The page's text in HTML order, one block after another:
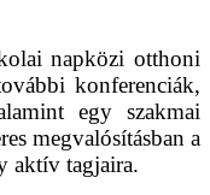
napközi otthoni
konferenciák,
egy szakmai
megvalósításban a
aktív tagjaira.